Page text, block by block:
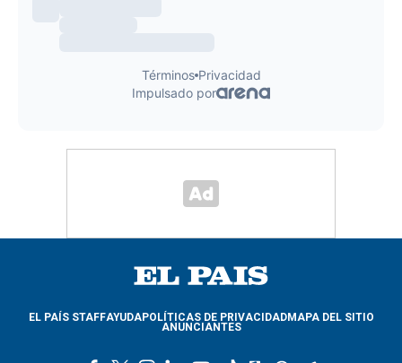
EL PAÍS STAFFAYUDAPOLÍTICAS DE PRIVACIDADMAPA DEL SITIO
ANUNCIANTES